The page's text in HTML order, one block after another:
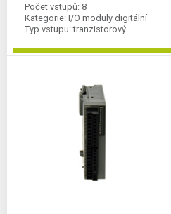
Počet vstupů: 8
Kategorie: I/O moduly digitální
Typ vstupu: tranzistorový